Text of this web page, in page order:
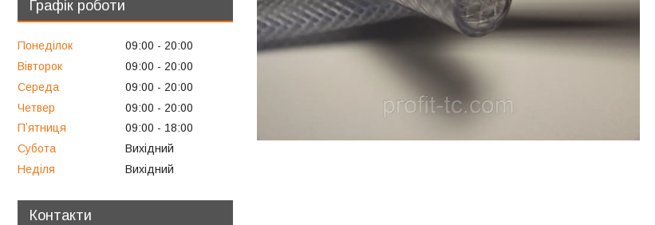
Графік роботи
Понеділок 09:00
20:00
Вівторок
09:00
20:00
Середа
09:00
20:00
Четвер
09:00
20:00
Пʼятниця
09:00
18:00
Субота
Вихідний
Неділя
Вихідний
Контакти